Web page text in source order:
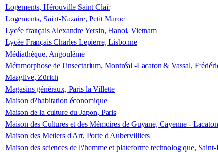
Logements, Hérouville Saint Clair
Logements, Saint-Nazaire, Petit Maroc
Lycée français Alexandre Yersin, Hanoi, Vietnam
Lycée Français Charles Lepierre, Lisbonne
Médiathèque, Angoulême
Métamorphose de l'insectarium, Montréal -Lacaton & Vassal,
Maaglive, Zürich
Magasins généraux, Paris la Villette
Maison d\'habitation économique
Maison de la culture du Japon, Paris
Maison des Cultures et des Mémoires de Guyane, Cayenne -
Maison des Métiers d'Art, Porte d'Aubervilliers
Maison des sciences de l\'homme et plateforme technologique,